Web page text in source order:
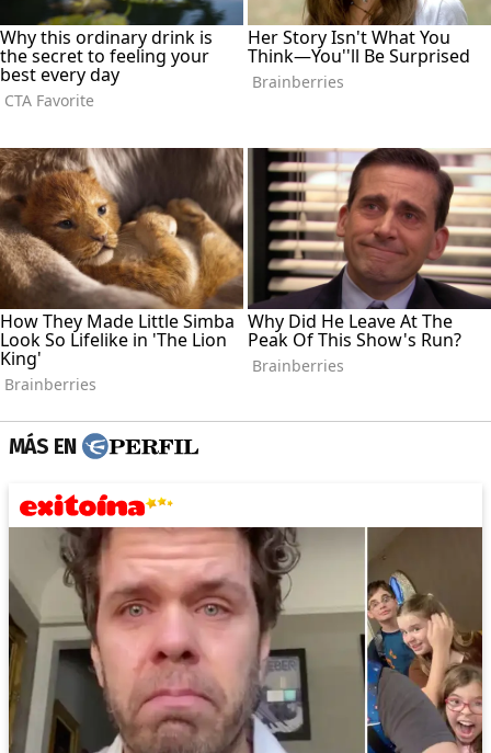
MÁS EN